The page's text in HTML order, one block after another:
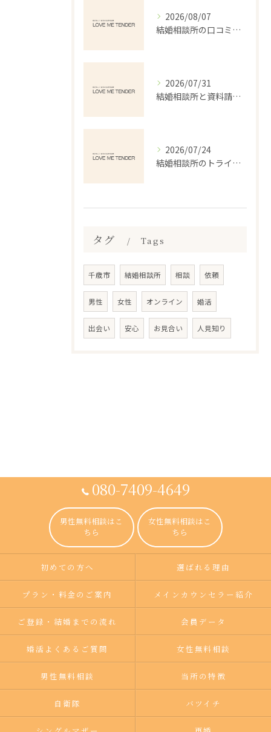
2026/08/07
結婚相談所の口コミランキングで本当に失敗しない選び方を徹底解説
2026/07/31
結婚相談所と資料請求で北海道千歳市勇舞の婚活を安心して始めるポイント
2026/07/24
結婚相談所のトライアルで安心婚活を始める体験と失敗しない選び方ガイド
タグ Tags
千歳市 結婚相談所 相談 依頼
男性 女性 オンライン 婚活
出会い 安心 お見合い 人見知り
080-7409-4649
男性無料相談はこ
ちら
女性無料相談はこ
ちら
初めての方へ 選ばれる理由
プラン・料金のご案内 メインカウンセラー紹介
ご登録・結婚までの流れ 会員データ
婚活よくあるご質問 女性無料相談
男性無料相談 当所の特徴
自衛隊 バツイチ